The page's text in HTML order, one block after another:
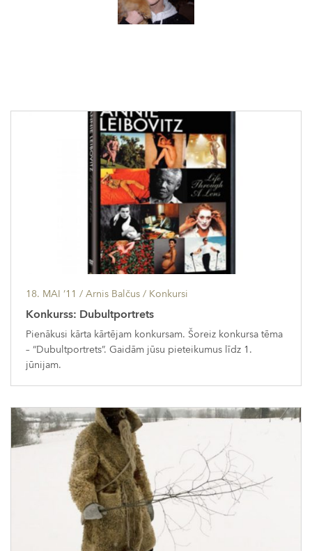
18. MAI ’11 / Arnis Balčus / Konkursi
Konkurss: Dubultportrets
Pienākusi kārta kārtējam konkursam. Šoreiz konkursa tēma
– “Dubultportrets”. Gaidām jūsu pieteikumus līdz 1.
jūnijam.